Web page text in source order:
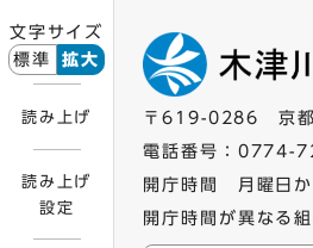
文字サイズ
標準
拡大
読み上げ
読み上げ
設定
〒619-0286 京都
電話番号： 0774-
開庁時間 月曜日
開庁時間が異なる